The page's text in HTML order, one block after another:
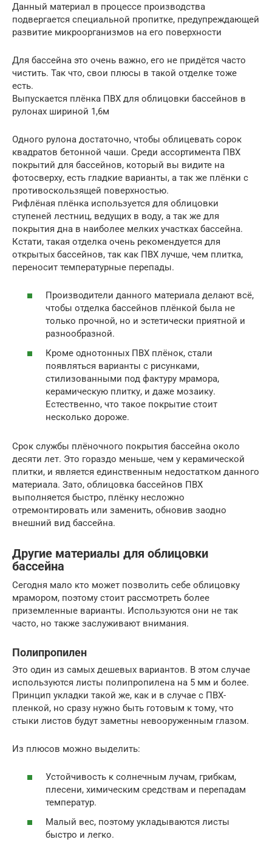
Данный материал в процессе производства
подвергается специальной пропитке, предупреждающей
развитие микроорганизмов на его поверхности
Для бассейна это очень важно, его не придётся часто
чистить. Так что, свои плюсы в такой отделке тоже
есть.
Выпускается плёнка ПВХ для облицовки бассейнов в
рулонах шириной 1,6м
Одного рулона достаточно, чтобы облицевать сорок
квадратов бетонной чаши. Среди ассортимента ПВХ
покрытий для бассейнов, который вы видите на
фотосверху, есть гладкие варианты, а так же плёнки с
противоскользящей поверхностью.
Рифлёная плёнка используется для облицовки
ступеней лестниц, ведущих в воду, а так же для
покрытия дна в наиболее мелких участках бассейна.
Кстати, такая отделка очень рекомендуется для
открытых бассейнов, так как ПВХ лучше, чем плитка,
переносит температурные перепады.
Производители данного материала делают всё,
чтобы отделка бассейнов плёнкой была не
только прочной, но и эстетически приятной и
разнообразной.
Кроме однотонных ПВХ плёнок, стали
появляться варианты с рисунками,
стилизованными под фактуру мрамора,
керамическую плитку, и даже мозаику.
Естественно, что такое покрытие стоит
несколько дороже.
Срок службы плёночного покрытия бассейна около
десяти лет. Это гораздо меньше, чем у керамической
плитки, и является единственным недостатком данного
материала. Зато, облицовка бассейнов ПВХ
выполняется быстро, плёнку несложно
отремонтировать или заменить, обновив заодно
внешний вид бассейна.
Другие материалы для облицовки
бассейна
Сегодня мало кто может позволить себе облицовку
мрамором, поэтому стоит рассмотреть более
приземленные варианты. Используются они не так
часто, но также заслуживают внимания.
Полипропилен
Это один из самых дешевых вариантов. В этом случае
используются листы полипропилена на 5 мм и более.
Принцип укладки такой же, как и в случае с ПВХ-
пленкой, но сразу нужно быть готовым к тому, что
стыки листов будут заметны невооруженным глазом.
Из плюсов можно выделить:
Устойчивость к солнечным лучам, грибкам,
плесени, химическим средствам и перепадам
температур.
Малый вес, поэтому укладываются листы
быстро и легко.